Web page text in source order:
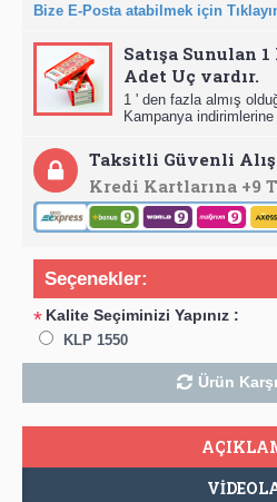
Bize E-Posta atabilmek için
Satışa Sunulan
Adet Uç vardır.
1 ' den fazla almış
Kampanya indirimlerine
Taksitli Güvenli
Kredi Kartlarına +9
Seçenekler:
* Kalite Seçiminizi Yapınız :
KLP 1550
Ürün